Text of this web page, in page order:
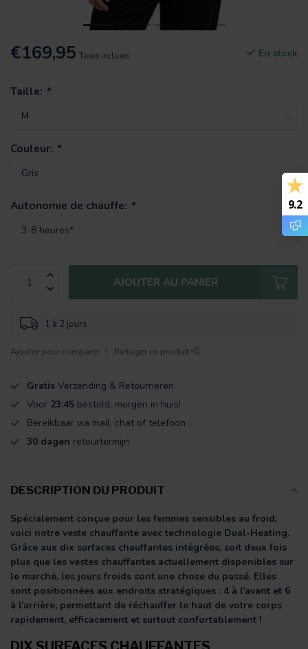
€169,95 Taxes incluses En stock
Taille: *
Couleur: *
Autonomie de chauffe: *
AJOUTER AU PANIER
1 à 2 jours
Ajouter pour comparer Partager ce produit
Gratis Verzending & Retourneren
Voor 23:45 besteld, morgen in huis!
Bereikbaar via mail, chat of telefoon
30 dagen retourtermijn
DESCRIPTION DU PRODUIT
Spécialement conçue pour les femmes sensibles au froid,
voici notre veste chauffante avec technologie Dual-Heating.
Grâce aux dix surfaces chauffantes intégrées, soit deux fois
plus que les vestes chauffantes actuellement disponibles sur
le marché, les jours froids sont une chose du passé. Elles
sont positionnées aux endroits stratégiques : 4 à l’avant et 6
à l’arrière, permettant de réchauffer le haut de votre corps
rapidement, efficacement et surtout confortablement !
9.2